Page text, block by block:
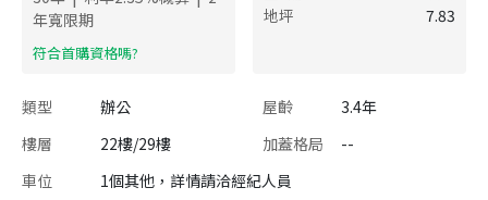
年寬限期
​符合首購資格嗎?
地坪
7.83
類型 辦公 屋齡
3.4年
樓層
22樓/29樓 加蓋格局
--
車位
1個其他，詳情請洽經紀人員